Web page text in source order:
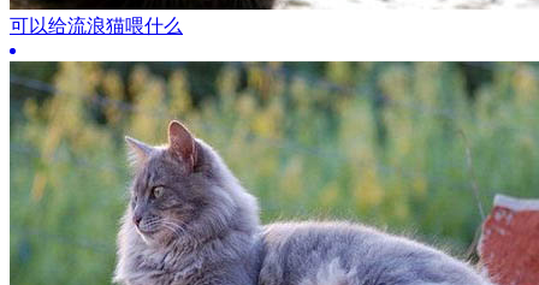
可以给流浪猫喂什么